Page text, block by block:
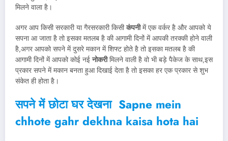
मिलने वाला है।
अगर आप किसी सरकारी या गैरसरकारी किसीकंपनीमें एक वर्कर है और आपको ये
सपना आ जाता है तो इसका मतलब है की आगामी दिनों में आपकी तरक्की होने वाली
है,अगर आपको सपने में दुसरे मकान में शिफ्ट होते है तो इसका मतलब है की
आगामी दिनों में आपको कोई नईनोकरीमिलने वाली है वो भी बड़े पैकेज के साथ,इस
प्रकार सपने में मकान बनता हुआ दिखाई देता है तो इसका हर एक प्रकार से शुभ
संकेत ही होता है।
सपने में छोटा घर देखना Sapne mein
chhote gahr dekhna kaisa hota hai